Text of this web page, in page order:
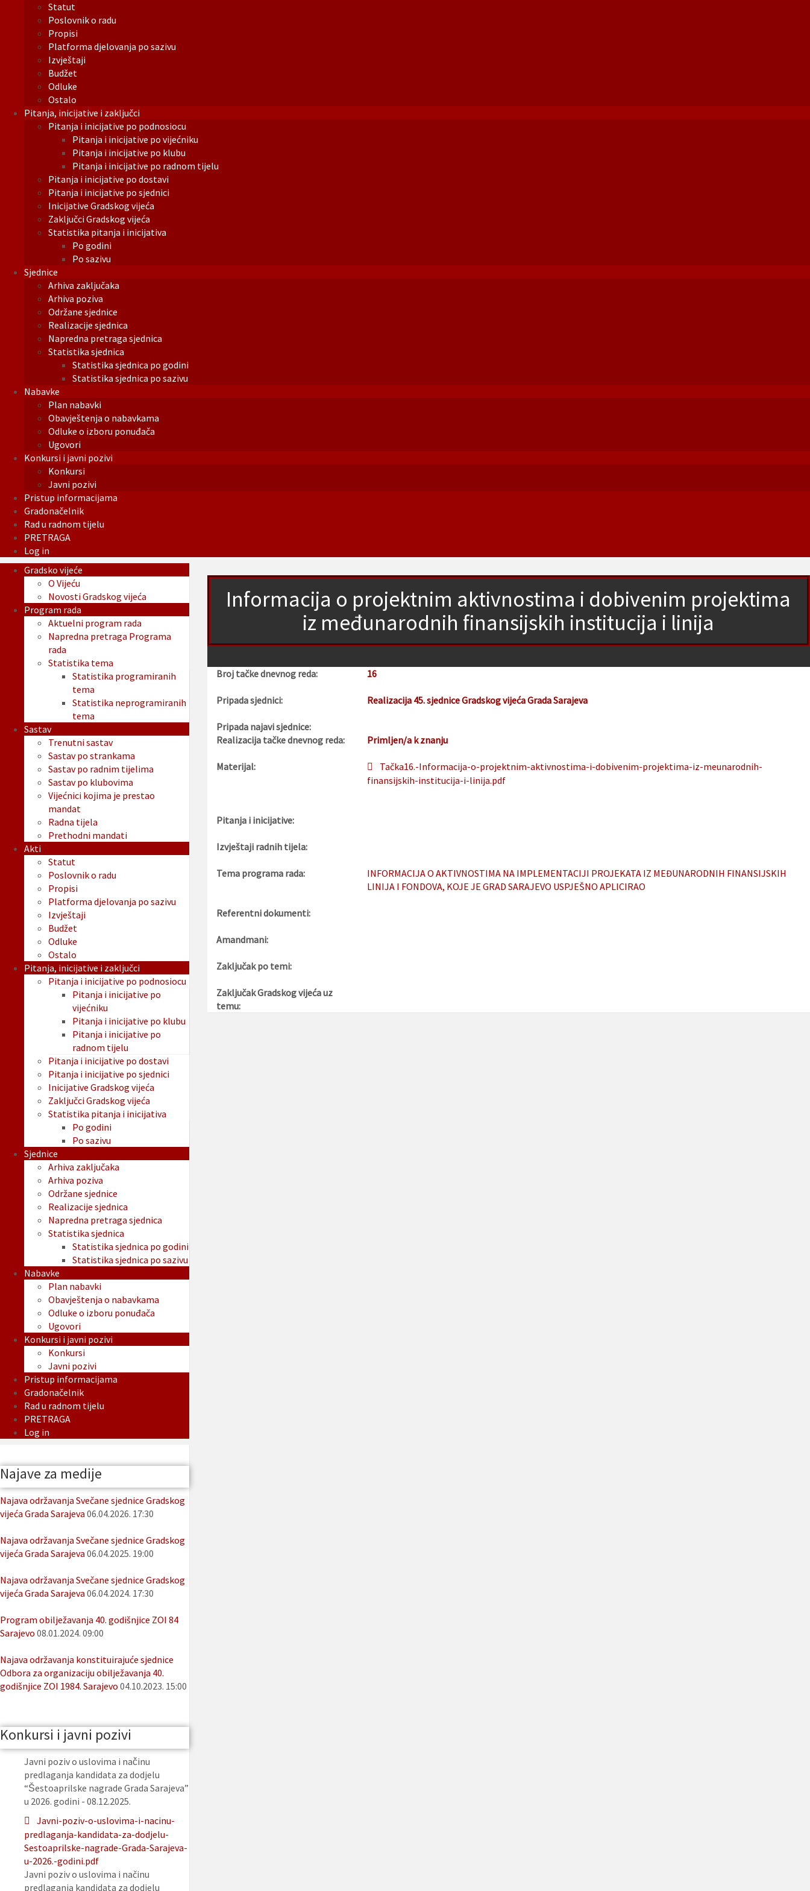
Statut
Poslovnik o radu
Propisi
Platforma djelovanja po sazivu
Izvještaji
Budžet
Odluke
Ostalo
Pitanja, inicijative i zaključci
Pitanja i inicijative po podnosiocu
Pitanja i inicijative po vijećniku
Pitanja i inicijative po klubu
Pitanja i inicijative po radnom tijelu
Pitanja i inicijative po dostavi
Pitanja i inicijative po sjednici
Inicijative Gradskog vijeća
Zaključci Gradskog vijeća
Statistika pitanja i inicijativa
Po godini
Po sazivu
Sjednice
Arhiva zaključaka
Arhiva poziva
Održane sjednice
Realizacije sjednica
Napredna pretraga sjednica
Statistika sjednica
Statistika sjednica po godini
Statistika sjednica po sazivu
Nabavke
Plan nabavki
Obavještenja o nabavkama
Odluke o izboru ponuđača
Ugovori
Konkursi i javni pozivi
Konkursi
Javni pozivi
Pristup informacijama
Gradonačelnik
Rad u radnom tijelu
PRETRAGA
Log in
Informacija o projektnim aktivnostima i dobivenim projektima
iz međunarodnih finansijskih institucija i linija
Broj tačke dnevnog reda: 16
Pripada sjednici: Realizacija 45. sjednice Gradskog vijeća Grada Sarajeva
Pripada najavi sjednice:
Realizacija tačke dnevnog reda:
Primljen/a k znanju
Materijal:
Tačka16.-Informacija-o-projektnim-aktivnostima-i-dobivenim-projektima-iz-meunarodnih-
finansijskih-institucija-i-linija.pdf
Pitanja i inicijative:
Izvještaji radnih tijela:
Tema programa rada:
INFORMACIJA O AKTIVNOSTIMA NA IMPLEMENTACIJI PROJEKATA IZ MEĐUNARODNIH FINANSIJSKIH
LINIJA I FONDOVA, KOJE JE GRAD SARAJEVO USPJEŠNO APLICIRAO
Referentni dokumenti:
Amandmani:
Zaključak po temi:
Zaključak Gradskog vijeća uz
temu:
Gradsko vijeće
O Vijeću
Novosti Gradskog vijeća
Program rada
Aktuelni program rada
Napredna pretraga Programa
rada
Statistika tema
Statistika programiranih
tema
Statistika neprogramiranih
tema
Sastav
Trenutni sastav
Sastav po strankama
Sastav po radnim tijelima
Sastav po klubovima
Vijećnici kojima je prestao
mandat
Radna tijela
Prethodni mandati
Akti
Statut
Poslovnik o radu
Propisi
Platforma djelovanja po sazivu
Izvještaji
Budžet
Odluke
Ostalo
Pitanja, inicijative i zaključci
Pitanja i inicijative po podnosiocu
Pitanja i inicijative po
vijećniku
Pitanja i inicijative po klubu
Pitanja i inicijative po
radnom tijelu
Pitanja i inicijative po dostavi
Pitanja i inicijative po sjednici
Inicijative Gradskog vijeća
Zaključci Gradskog vijeća
Statistika pitanja i inicijativa
Po godini
Po sazivu
Sjednice
Arhiva zaključaka
Arhiva poziva
Održane sjednice
Realizacije sjednica
Napredna pretraga sjednica
Statistika sjednica
Statistika sjednica po godini
Statistika sjednica po sazivu
Nabavke
Plan nabavki
Obavještenja o nabavkama
Odluke o izboru ponuđača
Ugovori
Konkursi i javni pozivi
Konkursi
Javni pozivi
Pristup informacijama
Gradonačelnik
Rad u radnom tijelu
PRETRAGA
Log in
Najave za medije
Najava održavanja Svečane sjednice Gradskog
vijeća Grada Sarajeva 06.04.2026. 17:30
Najava održavanja Svečane sjednice Gradskog
vijeća Grada Sarajeva 06.04.2025. 19:00
Najava održavanja Svečane sjednice Gradskog
vijeća Grada Sarajeva 06.04.2024. 17:30
Program obilježavanja 40. godišnjice ZOI 84
Sarajevo 08.01.2024. 09:00
Najava održavanja konstituirajuće sjednice
Odbora za organizaciju obilježavanja 40.
godišnjice ZOI 1984. Sarajevo 04.10.2023. 15:00
Konkursi i javni pozivi
Javni poziv o uslovima i načinu
predlaganja kandidata za dodjelu
“Šestoaprilske nagrade Grada Sarajeva”
u 2026. godini - 08.12.2025.
Javni-poziv-o-uslovima-i-nacinu-
predlaganja-kandidata-za-dodjelu-
Sestoaprilske-nagrade-Grada-Sarajeva-
u-2026.-godini.pdf
Javni poziv o uslovima i načinu
predlaganja kandidata za dodjelu